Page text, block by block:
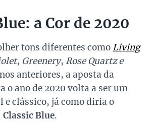
a Cor de 2020
tons diferentes como Living
, Greenery, Rose Quartz e
anteriores, a aposta da
o ano de 2020 volta a ser um
e clássico, já como diria o
Classic Blue.